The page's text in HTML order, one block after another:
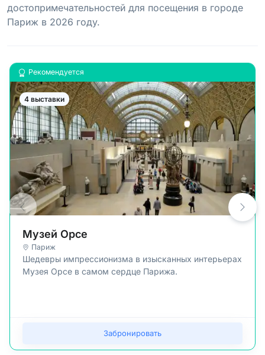
достопримечательностей для посещения в городе
Париж в 2026 году.
Рекомендуется
4 выставки
Музей Орсе
Париж
Шедевры импрессионизма в изысканных интерьерах
Музея Орсе в самом сердце Парижа.
Забронировать